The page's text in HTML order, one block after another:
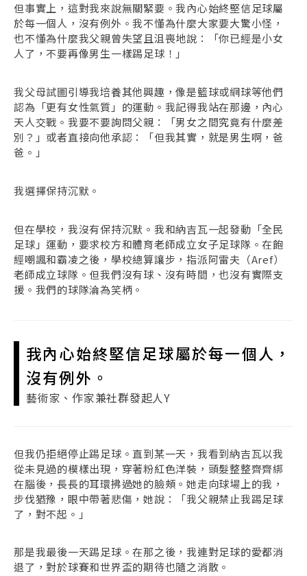
但事實上，這對我來說無關緊要。我內心始終堅信足球屬
於每一個人，沒有例外。我不懂為什麼大家要大驚小怪，
也不懂為什麼我父親曾失望且沮喪地說：「你已經是小女
人了，不要再像男生一樣踢足球！」
我父母試圖引導我培養其他興趣，像是籃球或網球等他們
認為「更有女性氣質」的運動。我記得我站在那邊，內心
天人交戰。我要不要詢問父親：「男女之間究竟有什麼差
別？」或者直接向他承認：「但我其實，就是男生啊，爸
爸。」
我選擇保持沉默。
但在學校，我沒有保持沉默。我和納吉瓦一起發動「全民
足球」運動，要求校方和體育老師成立女子足球隊。在飽
經嘲諷和霸凌之後，學校總算讓步，指派阿雷夫（Aref）
老師成立球隊。但我們沒有球、沒有時間，也沒有實際支
援。我們的球隊淪為笑柄。
我內心始終堅信足球屬於每一個人，
沒有例外。
藝術家、作家兼社群發起人Y
但我仍拒絕停止踢足球。直到某一天，我看到納吉瓦以我
從未見過的模樣出現，穿著粉紅色洋裝，頭髮整整齊齊綁
在腦後，長長的耳環拂過她的臉頰。她走向球場上的我，
步伐猶豫，眼中帶著悲傷，她說：「我父親禁止我踢足球
了，對不起。」
那是我最後一天踢足球。在那之後，我連對足球的愛都消
退了，對於球賽和世界盃的期待也隨之消散。